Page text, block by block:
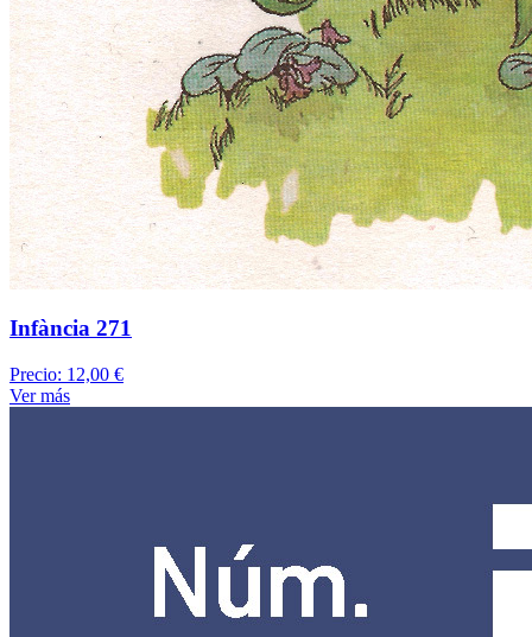
Infància 271
Precio: 12,00 €
Ver más